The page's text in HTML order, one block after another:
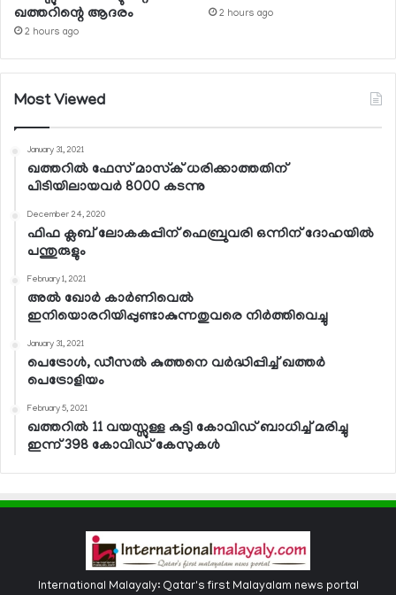
ഖത്തറിന്റെ ആദരം
2 hours ago
2 hours ago
Most Viewed
January 31, 2021
ഖത്തറില്‍ ഫേസ് മാസ്‌ക് ധരിക്കാത്തതിന്
പിടിയിലായവര്‍ 8000 കടന്നു
December 24, 2020
ഫിഫ ക്ലബ് ലോകകപ്പിന് ഫെബ്രുവരി ഒന്നിന് ദോഹയില്‍
പന്തുരുളും
February 1, 2021
അല്‍ ഖോര്‍ കാര്‍ണിവെല്‍
ഇനിയൊരറിയിപ്പുണ്ടാകുന്നതുവരെ നിര്‍ത്തിവെച്ചു
January 31, 2021
പെട്രോള്‍, ഡീസല്‍ കുത്തനെ വര്‍ദ്ധിപ്പിച്ച് ഖത്തര്‍
പെട്രോളിയം
February 5, 2021
ഖത്തറില്‍ 11 വയസ്സുള്ള കുട്ടി കോവിഡ് ബാധിച്ച് മരിച്ചു
ഇന്ന് 398 കോവിഡ് കേസുകള്‍
International Malayaly: Qatar's first Malayalam news portal